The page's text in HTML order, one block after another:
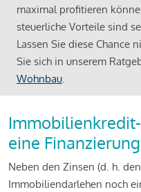
maximal profitieren
steuerliche Vorteile sind
Lassen Sie diese Chance
Sie sich in unserem
Wohnbau.
eine Finanzierung
Neben den Zinsen (d. h.
Immobiliendarlehen noch